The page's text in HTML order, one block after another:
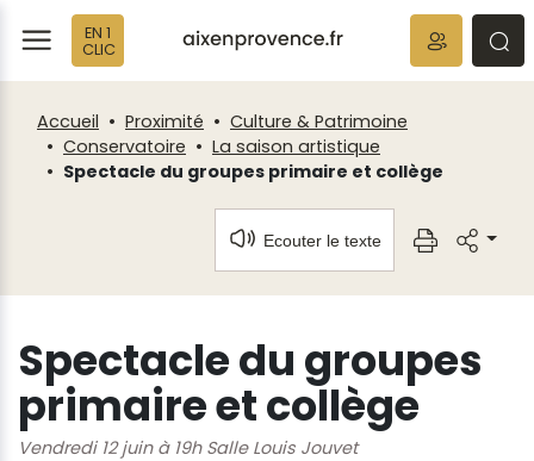
EN 1
CLIC
Accueil Proximité
Culture & Patrimoine
Conservatoire
La saison artistique
Spectacle du groupes primaire et collège
Ecouter le texte
Spectacle du groupes
primaire et collège
Vendredi 12 juin à 19h Salle Louis Jouvet
Panneau de gestion des cookies